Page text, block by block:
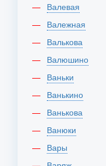
Валевая
Валежная
Валькова
Валюшино
Ваньки
Ванькино
Ванькова
Ванюки
Вары